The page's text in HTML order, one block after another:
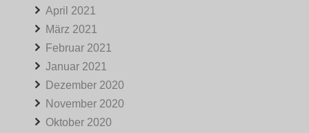
April 2021
März 2021
Februar 2021
Januar 2021
Dezember 2020
November 2020
Oktober 2020